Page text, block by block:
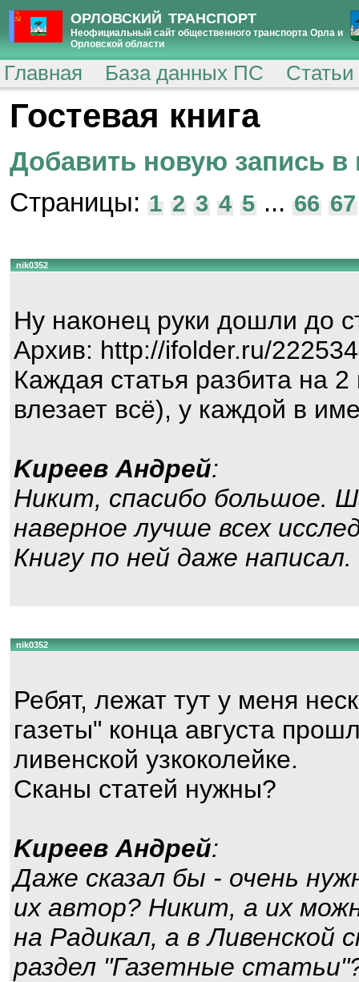
ОРЛОВСКИЙ ТРАНСПОРТ
Неофициальный сайт общественного транспорта Орла и
Орловской области
Главная База данных ПС
Гостевая книга
Добавить новую запись в
Страницы: 1 2 3 4 5 ... 66 67
nik0352
Ну наконец руки дошли до
Архив: http://ifolder.ru/
Каждая статья разбита на
влезает всё), у каждой в
Kиpeeв Aндpeй:
Никит, спасибо большое.
наверное лучше всех
Книгу по ней даже написал.
nik0352
Ребят, лежат тут у меня
газеты" конца августа
ливенской узкоколейке.
Сканы статей нужны?
Kиpeeв Aндpeй:
Даже сказал бы - очень
их автор? Никит, а их
на Радикал, а в Ливенской
раздел "Газетные